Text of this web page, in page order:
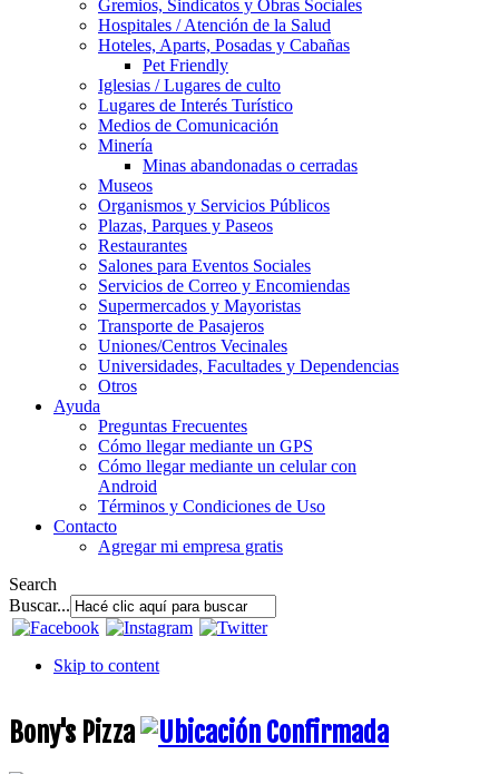
Gremios, Sindicatos y Obras Sociales
Hospitales / Atención de la Salud
Hoteles, Aparts, Posadas y Cabañas
Pet Friendly
Iglesias / Lugares de culto
Lugares de Interés Turístico
Medios de Comunicación
Minería
Minas abandonadas o cerradas
Museos
Organismos y Servicios Públicos
Plazas, Parques y Paseos
Restaurantes
Salones para Eventos Sociales
Servicios de Correo y Encomiendas
Supermercados y Mayoristas
Transporte de Pasajeros
Uniones/Centros Vecinales
Universidades, Facultades y Dependencias
Otros
Ayuda
Preguntas Frecuentes
Cómo llegar mediante un GPS
Cómo llegar mediante un celular con
Android
Términos y Condiciones de Uso
Contacto
Agregar mi empresa gratis
Search
Buscar...
Skip to content
Bony's Pizza